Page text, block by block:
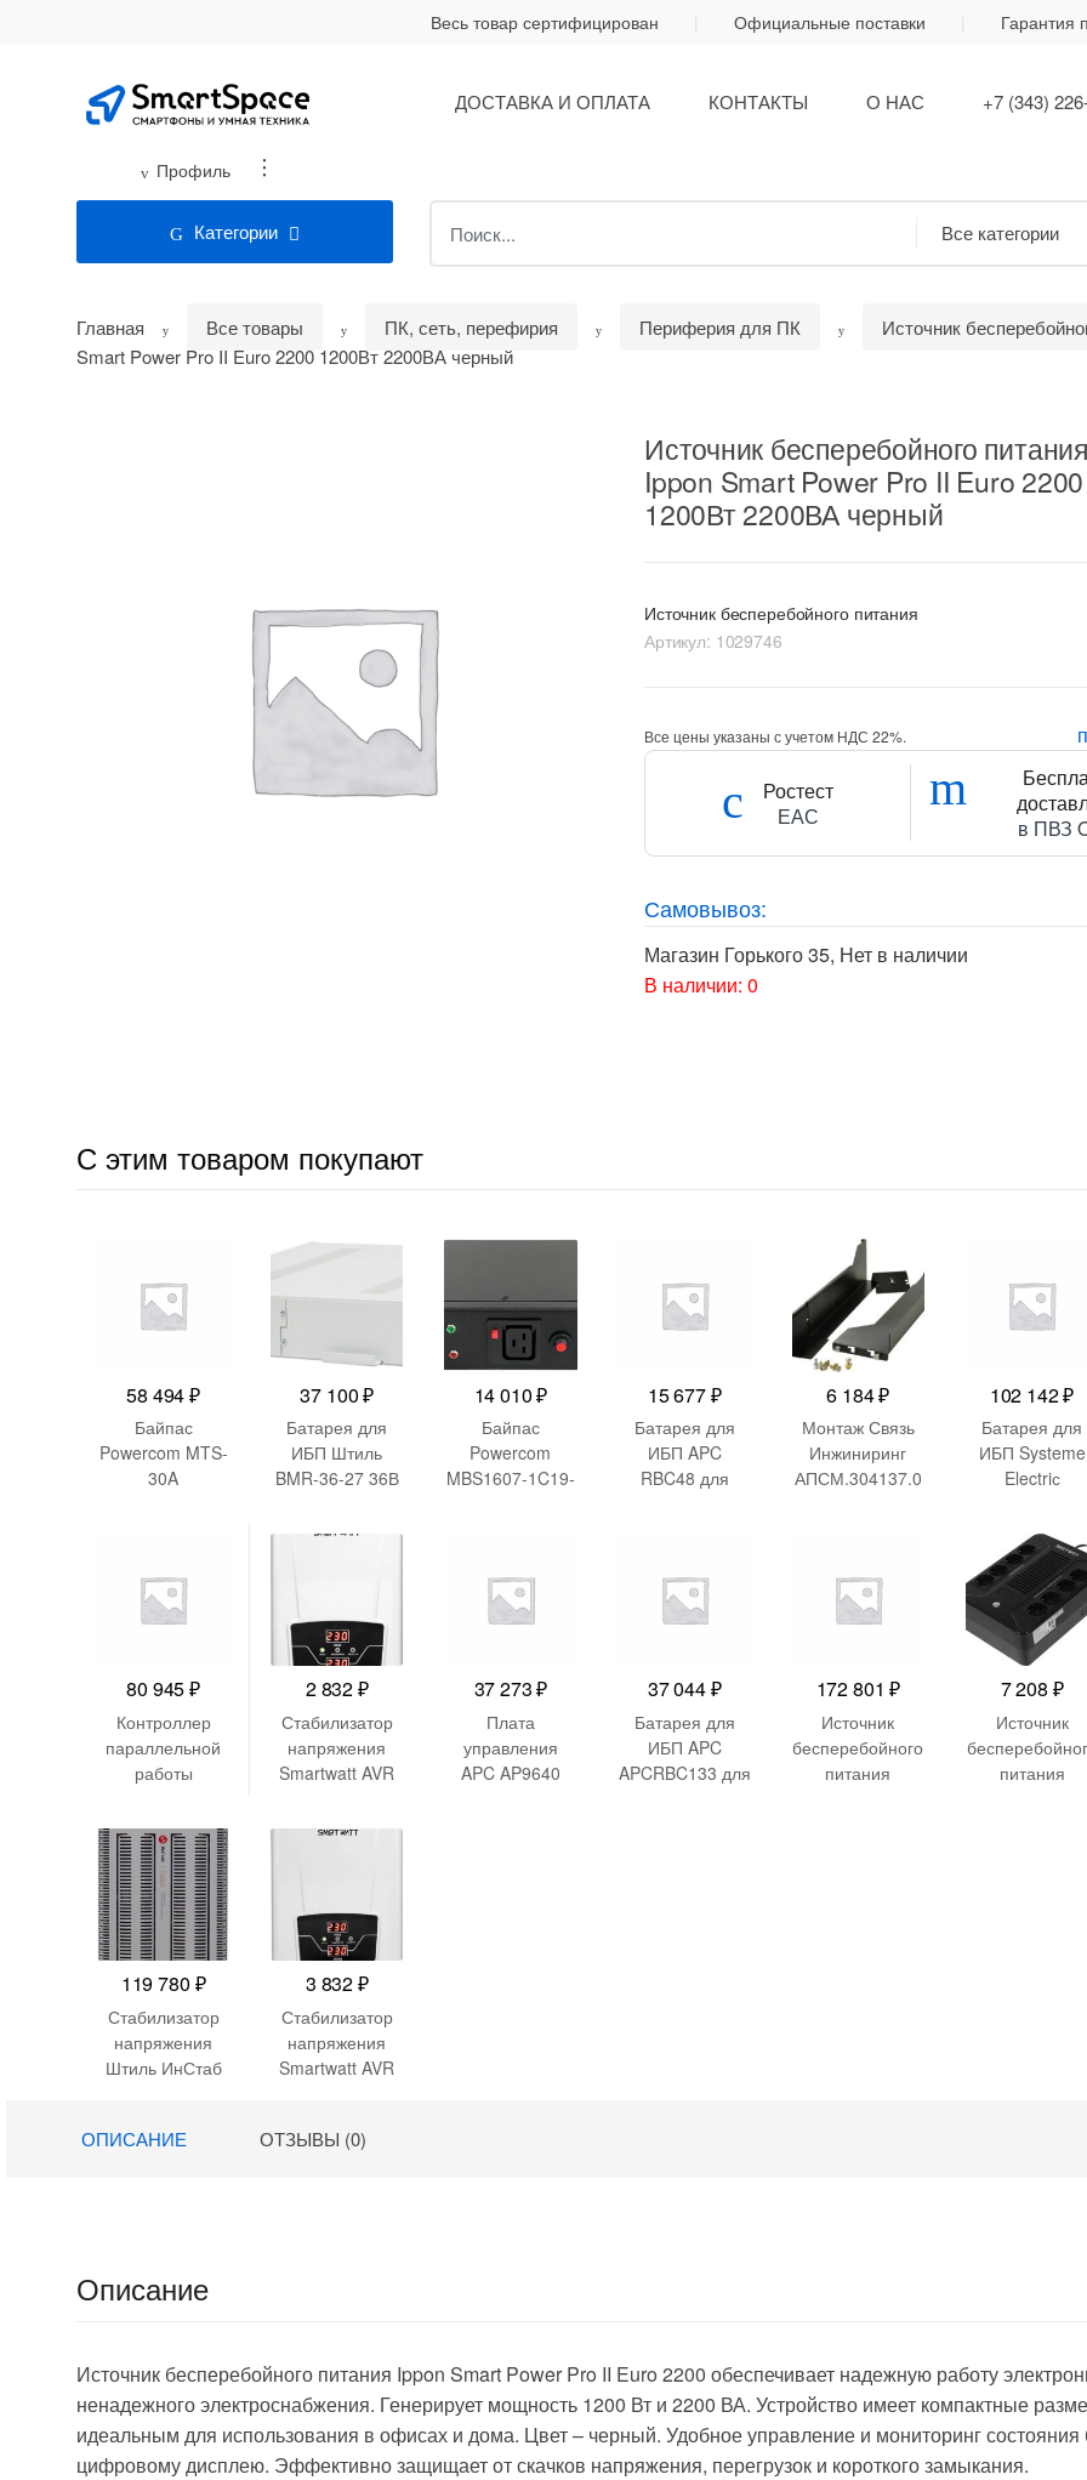
Весь товар сертифицирован Официальные поставки Гарантия
ДОСТАВКА И ОПЛАТА КОНТАКТЫ О НАС +7 (343)
Профиль ...
Категории
Search
for:
Главная Все товары ПК, сеть, перефирия Периферия для ПК
Источник
Smart Power Pro II Euro 2200 1200Вт 2200ВА черный
Источник бесперебойного питания
Ippon Smart Power Pro II Euro 2200
1200Вт 2200ВА черный
Источник бесперебойного питания
Артикул: 1029746
Все цены указаны с учетом НДС 22%.
Ростест
ЕАС
в ПВЗ
Самовывоз:
Магазин Горького 35, Нет в наличии
В наличии: 0
С этим товаром покупают
58 494₽
Байпас
Powercom MTS-
30A
37 100₽
Батарея для
ИБП Штиль
BMR-36-27 36В
14 010₽
Байпас
Powercom
MBS1607-1C19-
15 677₽
Батарея для
ИБП APC
RBC48 для
6 184₽
Монтаж Связь
Инжиниринг
АПСМ.304137.0
102 142₽
Батарея для
ИБП Systeme
Electriс
72В
80 945₽
Контроллер
параллельной
работы
12029-01949 for
VGD-II 20K33-B
Hot swap battery
2 832₽
Стабилизатор
напряжения
Smartwatt AVR
500ВА белый
37 273₽
Плата
управления
APC AP9640
37 044₽
Батарея для
ИБП APC
APCRBC133 для
172 801₽
Источник
бесперебойного
питания
7 208 ₽
Источник
питания
119 780 ₽
Стабилизатор
напряжения
Штиль ИнСтаб
15000ВА белый
3 832₽
Стабилизатор
напряжения
Smartwatt AVR
ОПИСАНИЕ ОТЗЫВЫ (0)
Описание
Источник бесперебойного питания Ippon Smart Power Pro II Euro 2200 обеспечивает надежную работу
ненадежного электроснабжения. Генерирует мощность 1200 Вт и 2200 ВА. Устройство имеет компактные
идеальным для использования в офисах и дома. Цвет – черный. Удобное управление и мониторинг состояния
цифровому дисплею. Эффективно защищает от скачков напряжения, перегрузок и короткого замыкания.